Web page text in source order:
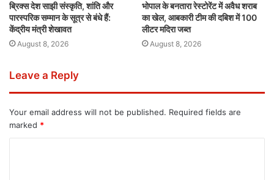
ब्रिक्स देश साझी संस्कृति, शांति और
पारस्परिक सम्मान के सूत्र से बंधे हैं:
केंद्रीय मंत्री शेखावत
August 8, 2026
भोपाल के बनतारा रेस्टोरेंट में अवैध शराब
का खेल, आबकारी टीम की दबिश में 100
लीटर मदिरा जब्त
August 8, 2026
Leave a Reply
Your email address will not be published. Required fields are
marked *